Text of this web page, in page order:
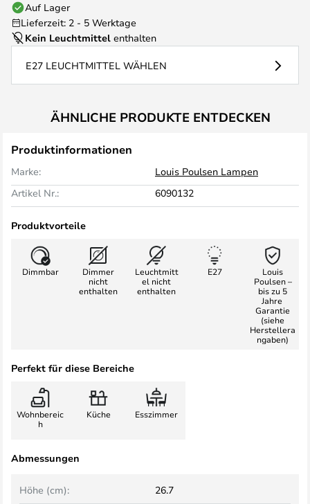
Auf Lager
Lieferzeit: 2 - 5 Werktage
Kein Leuchtmittel enthalten
E27 LEUCHTMITTEL WÄHLEN
ÄHNLICHE PRODUKTE ENTDECKEN
Produktinformationen
Marke:
Louis Poulsen Lampen
Artikel Nr.:
6090132
Produktvorteile
Dimmbar
Dimmer
nicht
enthalten
Leuchtmitt
el nicht
enthalten
E27
Louis
Poulsen –
bis zu 5
Jahre
Garantie
(siehe
Herstellera
ngaben)
Perfekt für diese Bereiche
Wohnbereic
h
Küche Esszimmer
Abmessungen
Höhe (cm):
26.7